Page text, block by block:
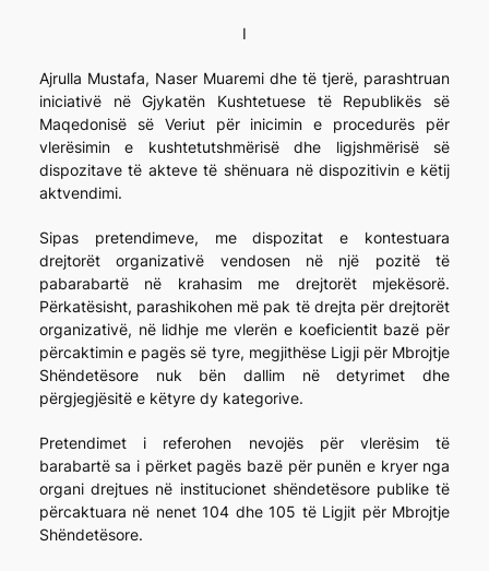
I
Ajrulla Mustafa, Naser Muaremi dhe të tjerë, parashtruan
iniciativë në Gjykatën Kushtetuese të Republikës së
Maqedonisë së Veriut për inicimin e procedurës për
vlerësimin e kushtetutshmërisë dhe ligjshmërisë së
dispozitave të akteve të shënuara në dispozitivin e këtij
aktvendimi.
Sipas pretendimeve, me dispozitat e kontestuara
drejtorët organizativë vendosen në një pozitë të
pabarabartë në krahasim me drejtorët mjekësorë.
Përkatësisht, parashikohen më pak të drejta për drejtorët
organizativë, në lidhje me vlerën e koeficientit bazë për
përcaktimin e pagës së tyre, megjithëse Ligji për Mbrojtje
Shëndetësore nuk bën dallim në detyrimet dhe
përgjegjësitë e këtyre dy kategorive.
Pretendimet i referohen nevojës për vlerësim të
barabartë sa i përket pagës bazë për punën e kryer nga
organi drejtues në institucionet shëndetësore publike të
përcaktuara në nenet 104 dhe 105 të Ligjit për Mbrojtje
Shëndetësore.